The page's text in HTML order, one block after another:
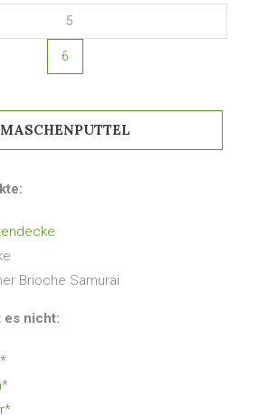
5
6
MASCHENPUTTEL
Brioche Samurai
es nicht:
*
*
*